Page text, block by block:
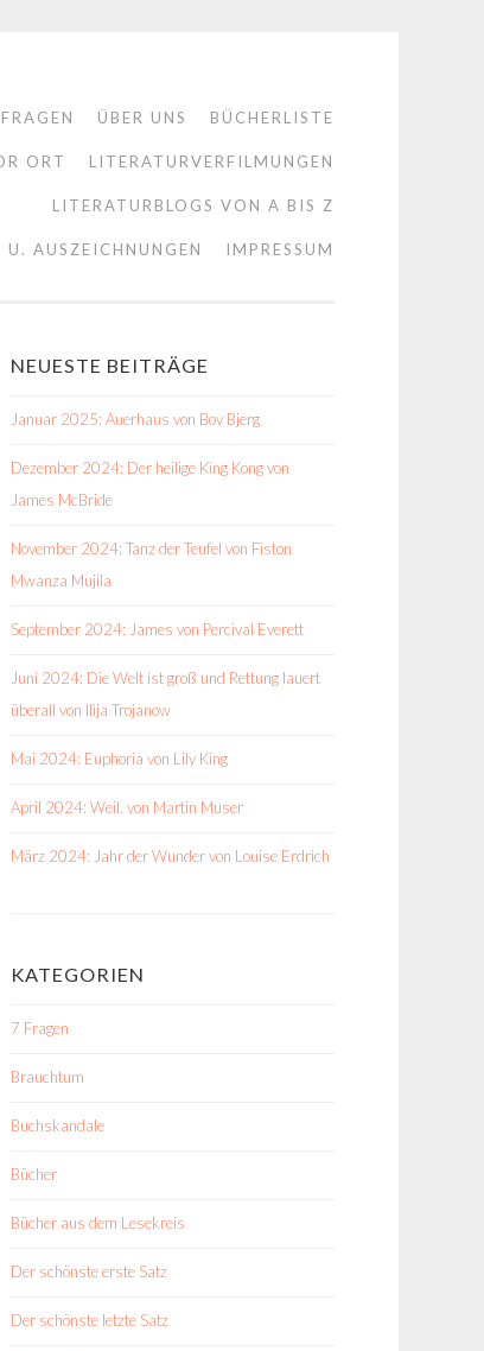
ÜBER UNS BÜCHERLISTE
ORT LITERATURVERFILMUNGEN
LITERATURBLOGS VON A BIS Z
U. AUSZEICHNUNGEN IMPRESSUM
NEUESTE BEITRÄGE
Januar 2025: Auerhaus von Bov Bjerg
Dezember 2024: Der heilige King Kong von
James McBride
November 2024: Tanz der Teufel von Fiston
Mwanza Mujila
September 2024: James von Percival Everett
Juni 2024: Die Welt ist groß und Rettung lauert
überall von Ilija Trojanow
Mai 2024: Euphoria von Lily King
April 2024: Weil. von Martin Muser
März 2024: Jahr der Wunder von Louise Erdrich
KATEGORIEN
7 Fragen
Brauchtum
Buchskandale
Bücher
Bücher aus dem Lesekreis
Der schönste erste Satz
Der schönste letzte Satz